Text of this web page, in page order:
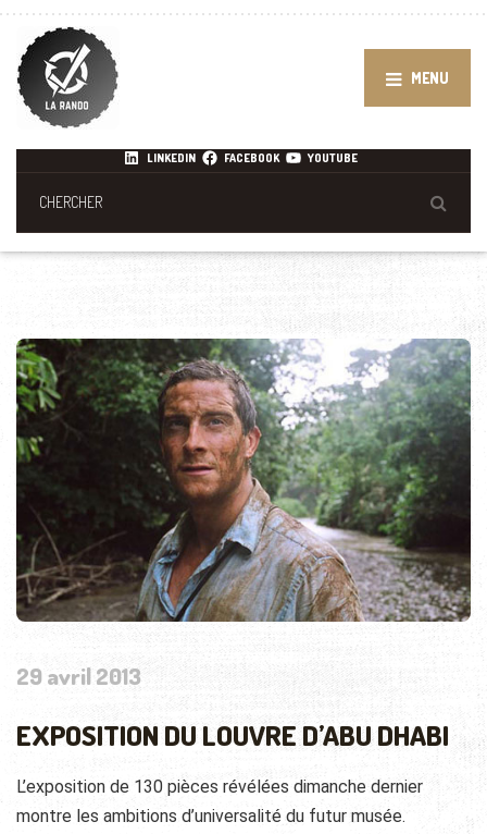
MENU
LINKEDIN FACEBOOK YOUTUBE
29 avril 2013
EXPOSITION DU LOUVRE D’ABU DHABI
L’exposition de 130 pièces révélées dimanche dernier
montre les ambitions d’universalité du futur musée.